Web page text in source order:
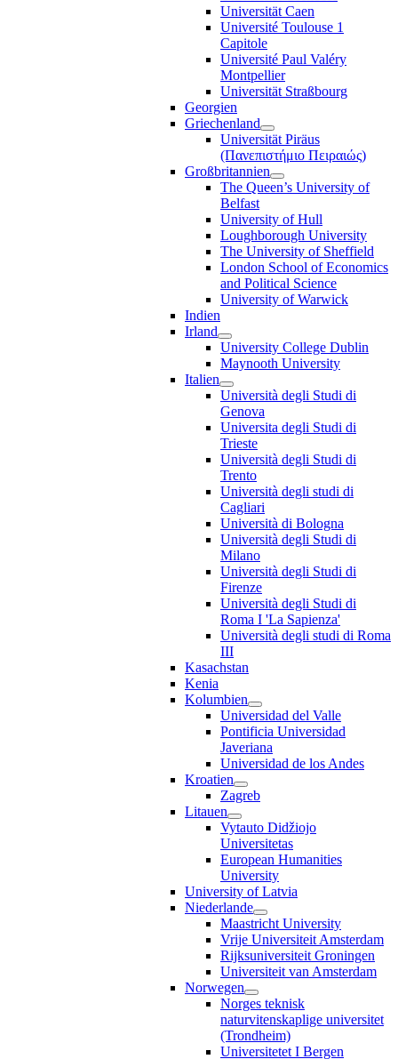
Universität Caen
Université Toulouse 1
Capitole
Université Paul Valéry
Montpellier
Universität Straßbourg
Georgien
Griechenland
Universität Piräus
(Πανεπιστήμιο Πειραιώς)
Großbritannien
The Queen’s University of
Belfast
University of Hull
Loughborough University
The University of Sheffield
London School of Economics
and Political Science
University of Warwick
Indien
Irland
University College Dublin
Maynooth University
Italien
Università degli Studi di
Genova
Universita degli Studi di
Trieste
Università degli Studi di
Trento
Università degli studi di
Cagliari
Università di Bologna
Università degli Studi di
Milano
Università degli Studi di
Firenze
Università degli Studi di
Roma I 'La Sapienza'
Università degli studi di Roma
III
Kasachstan
Kenia
Kolumbien
Universidad del Valle
Pontificia Universidad
Javeriana
Universidad de los Andes
Kroatien
Zagreb
Litauen
Vytauto Didžiojo
Universitetas
European Humanities
University
University of Latvia
Niederlande
Maastricht University
Vrije Universiteit Amsterdam
Rijksuniversiteit Groningen
Universiteit van Amsterdam
Norwegen
Norges teknisk
naturvitenskaplige universitet
(Trondheim)
Universitetet I Bergen